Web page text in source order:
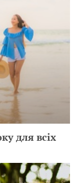
для всіх